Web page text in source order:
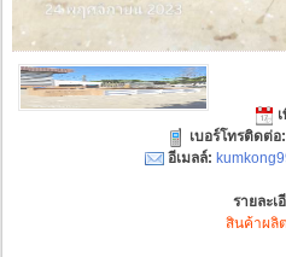
เบอร์โทรติดต่อ:
อีเมลล์:
รายละเ
สินค้าผลิ